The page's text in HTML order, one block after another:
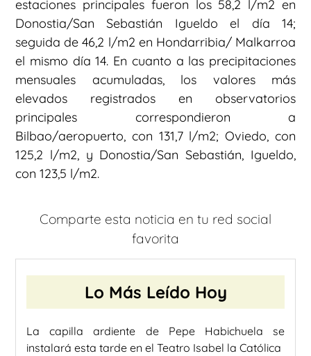
estaciones principales fueron los 58,2 l/m2 en
Donostia/San Sebastián Igueldo el día 14;
seguida de 46,2 l/m2 en Hondarribia/ Malkarroa
el mismo día 14. En cuanto a las precipitaciones
mensuales acumuladas, los valores más
elevados registrados en observatorios
principales correspondieron a
Bilbao/aeropuerto, con 131,7 l/m2; Oviedo, con
125,2 l/m2, y Donostia/San Sebastián, Igueldo,
con 123,5 l/m2.
Comparte esta noticia en tu red social
favorita
Lo Más Leído Hoy
La capilla ardiente de Pepe Habichuela se
instalará esta tarde en el Teatro Isabel la Católica